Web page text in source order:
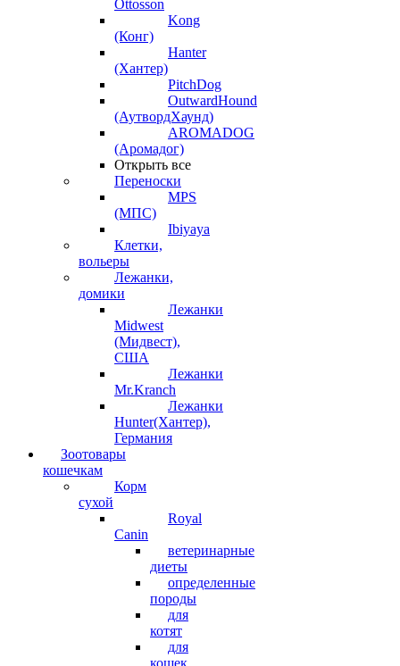
Ottosson
Kong
(Конг)
Hanter
(Хантер)
PitchDog
OutwardHound
(АутвордХаунд)
AROMADOG
(Аромадог)
Открыть все
Переноски
MPS
(МПС)
Ibiyaya
Клетки,
вольеры
Лежанки,
домики
Лежанки
Midwest
(Мидвест),
США
Лежанки
Mr.Kranch
Лежанки
Hunter(Хантер),
Германия
Зоотовары
кошечкам
Корм
сухой
Royal
Canin
ветеринарные
диеты
определенные
породы
для
котят
для
кошек